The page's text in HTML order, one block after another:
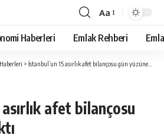
Yazı
Tipi
Boyutlandırıcı
Aa
Haberleri Emlak Rehberi
> İstanbul’un 15 asırlık afet bilançosu gün yüzüne çıktı
afet bilançosu